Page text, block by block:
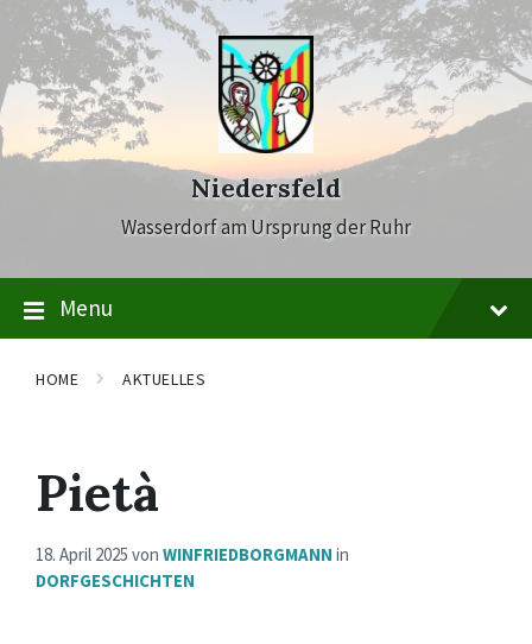
Skip
content
Skip
main
navigation
Skip
footer
Niedersfeld
Wasserdorf am Ursprung der Ruhr
Menu
HOME AKTUELLES
Pietà
18. April 2025 von WINFRIEDBORGMANN in
DORFGESCHICHTEN